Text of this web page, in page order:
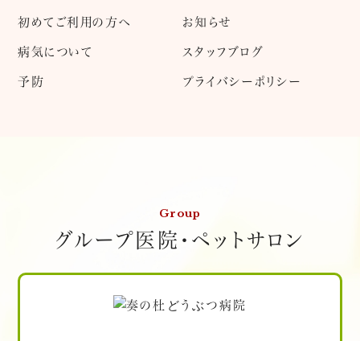
初めてご利用の方へ
病気について
予防
お知らせ
スタッフブログ
プライバシーポリシー
Group
グループ医院・ペットサロン